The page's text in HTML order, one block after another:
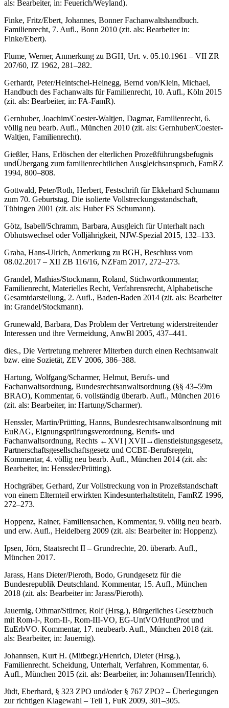
als: Bearbeiter, in: Feuerich/Weyland).
Finke, Fritz/Ebert, Johannes, Bonner Fachanwaltshandbuch.
Familienrecht, 7. Aufl., Bonn 2010 (zit. als: Bearbeiterin:
Finke/Ebert).
Flume, Werner, Anmerkung zu BGH, Urt. v. 05.10.1961 – VII ZR
207/60, JZ 1962, 281–282.
Gerhardt, Peter/Heintschel-Heinegg, Bernd von/Klein, Michael,
Handbuch des Fachanwalts für Familienrecht, 10. Aufl., Köln 2015
(zit. als: Bearbeiter, in: FA-FamR).
Gernhuber, Joachim/Coester-Waltjen, Dagmar, Familienrecht, 6.
völlig neu bearb. Aufl., München 2010 (zit. als: Gernhuber/Coester-
Waltjen, Familienrecht).
Gießler, Hans, Erlöschen der elterlichen Prozeßführungsbefugnis
undÜbergang zum familienrechtlichen Ausgleichsanspruch, FamRZ
1994, 800–808.
Gottwald, Peter/Roth, Herbert, Festschrift für Ekkehard Schumann
zum 70. Geburtstag. Die isolierte Vollstreckungsstandschaft,
Tübingen 2001 (zit. als: HuberFS Schumann).
Götz, Isabell/Schramm, Barbara, Ausgleich für Unterhalt nach
Obhutswechsel oder Volljährigkeit, NJW-Spezial 2015, 132–133.
Graba, Hans-Ulrich, Anmerkung zu BGH, Beschluss vom
08.02.2017 – XII ZB 116/16, NZFam 2017, 272–273.
Grandel, Mathias/Stockmann, Roland, Stichwortkommentar,
Familienrecht, Materielles Recht, Verfahrensrecht, Alphabetische
Gesamtdarstellung, 2. Aufl., Baden-Baden 2014 (zit. als: Bearbeiter
in: Grandel/Stockmann).
Grunewald, Barbara, Das Problem der Vertretung widerstreitender
Interessen und ihre Vermeidung, AnwBl 2005, 437–441.
dies., Die Vertretung mehrerer Miterben durch einen Rechtsanwalt
bzw. eine Sozietät, ZEV 2006, 386–388.
Hartung, Wolfgang/Scharmer, Helmut, Berufs- und
Fachanwaltsordnung, Bundesrechtsanwaltsordnung (§§ 43–59m
BRAO), Kommentar, 6. vollständig überarb. Aufl., München 2016
(zit. als: Bearbeiter, in: Hartung/Scharmer).
Henssler, Martin/Prütting, Hanns, Bundesrechtsanwaltsordnung mit
EuRAG, Eignungsprüfungsverordnung, Berufs- und
Fachanwaltsordnung, Rechts ←XVI | XVII→dienstleistungsgesetz,
Partnerschaftsgesellschaftsgesetz und CCBE-Berufsregeln,
Kommentar, 4. völlig neu bearb. Aufl., München 2014 (zit. als:
Bearbeiter, in: Henssler/Prütting).
Hochgräber, Gerhard, Zur Vollstreckung von in Prozeßstandschaft
von einem Elternteil erwirkten Kindesunterhaltstiteln, FamRZ 1996,
272–273.
Hoppenz, Rainer, Familiensachen, Kommentar, 9. völlig neu bearb.
und erw. Aufl., Heidelberg 2009 (zit. als: Bearbeiterin: Hoppenz).
Ipsen, Jörn, Staatsrecht II – Grundrechte, 20. überarb. Aufl.,
München 2017.
Jarass, Hans Dieter/Pieroth, Bodo, Grundgesetz für die
Bundesrepublik Deutschland. Kommentar, 15. Aufl., München
2018 (zit. als: Bearbeiterin: Jarass/Pieroth).
Jauernig, Othmar/Stürner, Rolf(Hrsg.), Bürgerliches Gesetzbuch
mit Rom-I-, Rom-II-, Rom-III-VO, EG-UntVO/HuntProt und
EuErbVO. Kommentar, 17. neubearb. Aufl., München 2018 (zit.
als: Bearbeiter, in: Jauernig).
Johannsen, Kurt H. (Mitbegr.)/Henrich, Dieter(Hrsg.),
Familienrecht. Scheidung, Unterhalt, Verfahren, Kommentar, 6.
Aufl., München 2015 (zit. als: Bearbeiter, in: Johannsen/Henrich).
Jüdt, Eberhard, § 323 ZPO und/oder § 767 ZPO? – Überlegungen
zur richtigen Klagewahl – Teil 1, FuR 2009, 301–305.